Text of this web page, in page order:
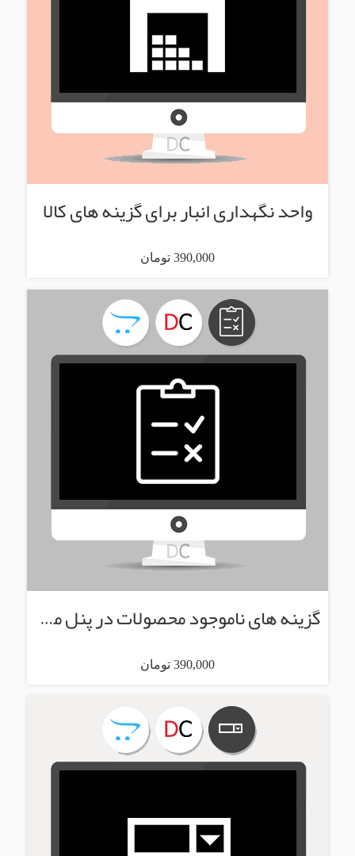
واحد نگهداری انبار برای گزینه های کالا
390,000 تومان
گزینه های ناموجود محصولات در پنل مدیریت
390,000 تومان